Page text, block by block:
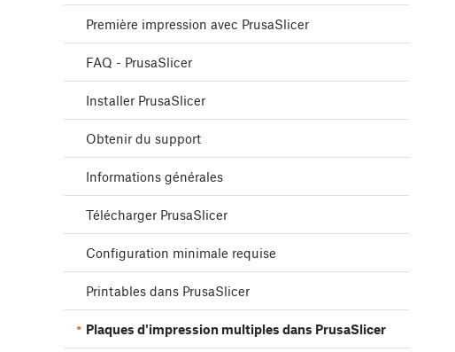
Première impression avec PrusaSlicer
FAQ - PrusaSlicer
Installer PrusaSlicer
Obtenir du support
Informations générales
Télécharger PrusaSlicer
Configuration minimale requise
Printables dans PrusaSlicer
Plaques d'impression multiples dans PrusaSlicer